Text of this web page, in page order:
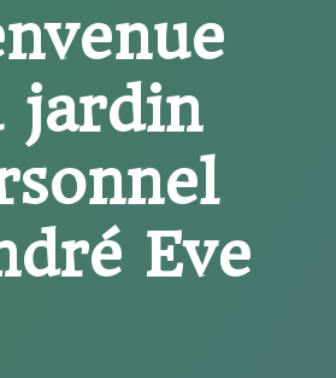
jardin
Eve